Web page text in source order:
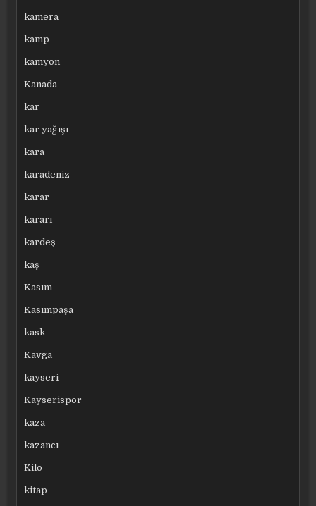
kamera
kamp
kamyon
Kanada
kar
kar yağışı
kara
karadeniz
karar
kararı
kardeş
kaş
Kasım
Kasımpaşa
kask
Kavga
kayseri
Kayserispor
kaza
kazancı
Kilo
kitap